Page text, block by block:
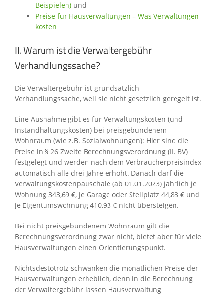
Beispielen) und
Preise für Hausverwaltungen – Was Verwaltungen
kosten
II. Warum ist die Verwaltergebühr
Verhandlungssache?
Die Verwaltergebühr ist grundsätzlich
Verhandlungssache, weil sie nicht gesetzlich geregelt ist.
Eine Ausnahme gibt es für Verwaltungskosten (und
Instandhaltungskosten) bei preisgebundenem
Wohnraum (wie z.B. Sozialwohnungen): Hier sind die
Preise in § 26 Zweite Berechnungsverordnung (II. BV)
festgelegt und werden nach dem Verbraucherpreisindex
automatisch alle drei Jahre erhöht. Danach darf die
Verwaltungskostenpauschale (ab 01.01.2023) jährlich je
Wohnung 343,69 €, je Garage oder Stellplatz 44,83 € und
je Eigentumswohnung 410,93 € nicht übersteigen.
Bei nicht preisgebundenem Wohnraum gilt die
Berechnungsverordnung zwar nicht, bietet aber für viele
Hausverwaltungen einen Orientierungspunkt.
Nichtsdestotrotz schwanken die monatlichen Preise der
Hausverwaltungen erheblich, denn in die Berechnung
der Verwaltergebühr lassen Hausverwaltung